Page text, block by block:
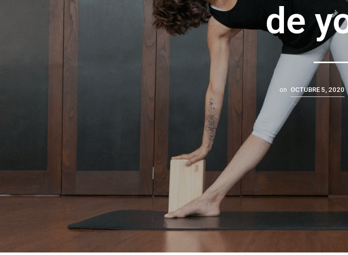
de
on OCTUBRE 5, 2020